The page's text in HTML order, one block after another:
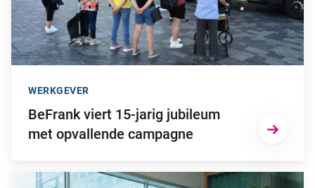
BeFrank viert 15-jarig jubileum
met opvallende campagne
WERKGEVER
Ga naar “Waarom pensioen een financiële strategische